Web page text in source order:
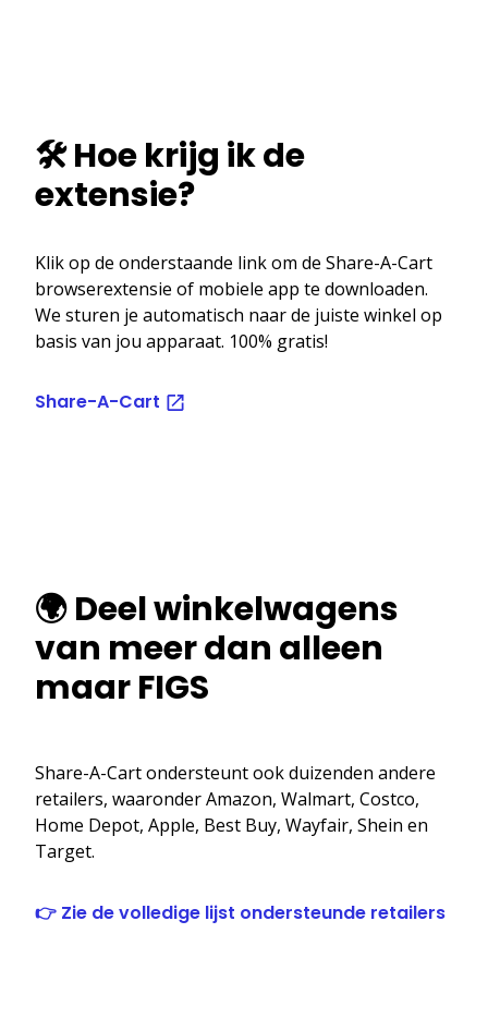
🛠️ Hoe krijg ik de
extensie?
Klik op de onderstaande link om de Share-A-Cart
browserextensie of mobiele app te downloaden.
We sturen je automatisch naar de juiste winkel op
basis van jou apparaat. 100% gratis!
Share-A-Cart
🌍 Deel winkelwagens
van meer dan alleen
maar FIGS
Share-A-Cart ondersteunt ook duizenden andere
retailers, waaronder Amazon, Walmart, Costco,
Home Depot, Apple, Best Buy, Wayfair, Shein en
Target.
👉 Zie de volledige lijst ondersteunde retailers